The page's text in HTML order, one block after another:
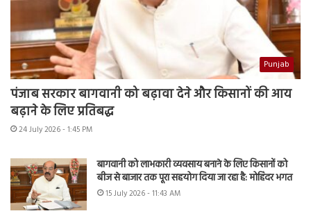
Punjab
पंजाब सरकार बागवानी को बढ़ावा देने और किसानों की आय
बढ़ाने के लिए प्रतिबद्ध
24 July 2026 - 1:45 PM
बागवानी को लाभकारी व्यवसाय बनाने के लिए किसानों को
बीज से बाजार तक पूरा सहयोग दिया जा रहा है: मोहिंदर भगत
15 July 2026 - 11:43 AM